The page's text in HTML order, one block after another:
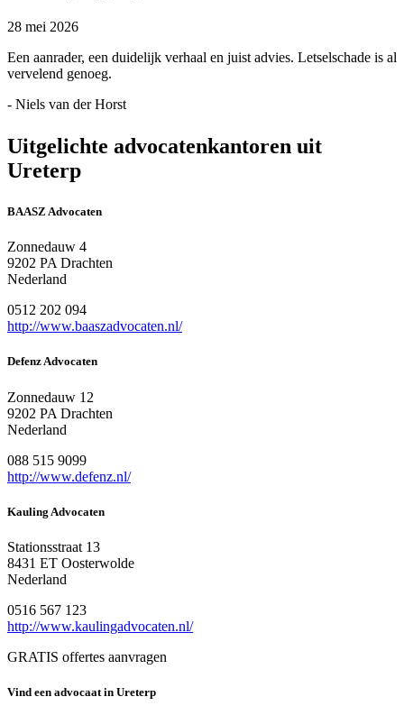
28 mei 2026
Een aanrader, een duidelijk verhaal en juist advies. Letselschade is al
vervelend genoeg.
- Niels van der Horst
Uitgelichte advocatenkantoren uit
Ureterp
BAASZ Advocaten
Zonnedauw 4
9202 PA Drachten
Nederland
0512 202 094
http://www.baaszadvocaten.nl/
Defenz Advocaten
Zonnedauw 12
9202 PA Drachten
Nederland
088 515 9099
http://www.defenz.nl/
Kauling Advocaten
Stationsstraat 13
8431 ET Oosterwolde
Nederland
0516 567 123
http://www.kaulingadvocaten.nl/
GRATIS offertes aanvragen
Vind een advocaat in Ureterp